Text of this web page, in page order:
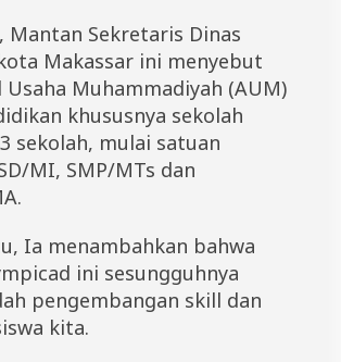
b
a
i
k
Mantan Sekretaris Dinas
Makassar ini menyebut
Usaha Muhammadiyah (AUM)
khususnya sekolah
sekolah, mulai satuan
MI, SMP/MTs dan
Ia menambahkan bahwa
ini sesungguhnya
pengembangan skill dan
kita.